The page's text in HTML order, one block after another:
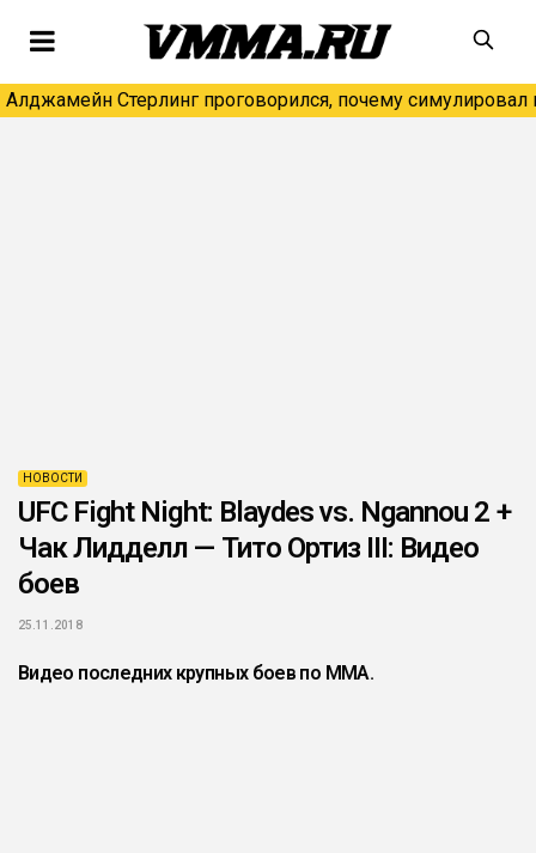
Алджамейн Стерлинг проговорился, почему симулировал
НОВОСТИ
UFC Fight Night: Blaydes vs. Ngannou 2 +
Чак Лидделл — Тито Ортиз III: Видео
боев
25.11.2018
Видео последних крупных боев по ММА.